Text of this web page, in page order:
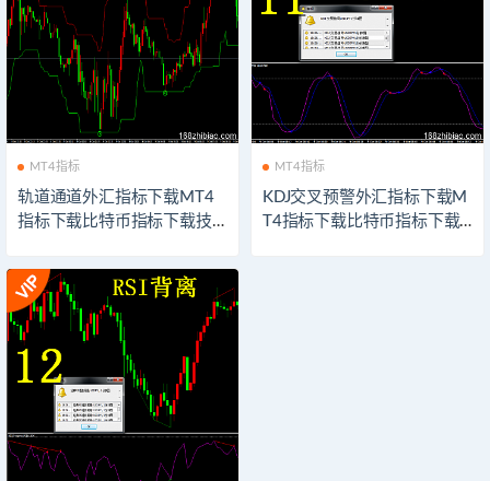
MT4指标
轨道通道外汇指标下载MT4
指标下载比特币指标下载技
太坊外汇指示器下载
MT4指标
KDJ交叉预警外汇指标下载M
T4指标下载比特币指标下载